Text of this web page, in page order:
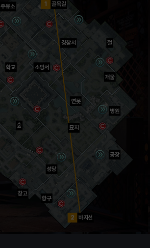
항구
창고
연못
개울
1 골목길
주유소
경찰서
소방서
병원
절
묘지
숲
공장
성당
학교
2 바지선